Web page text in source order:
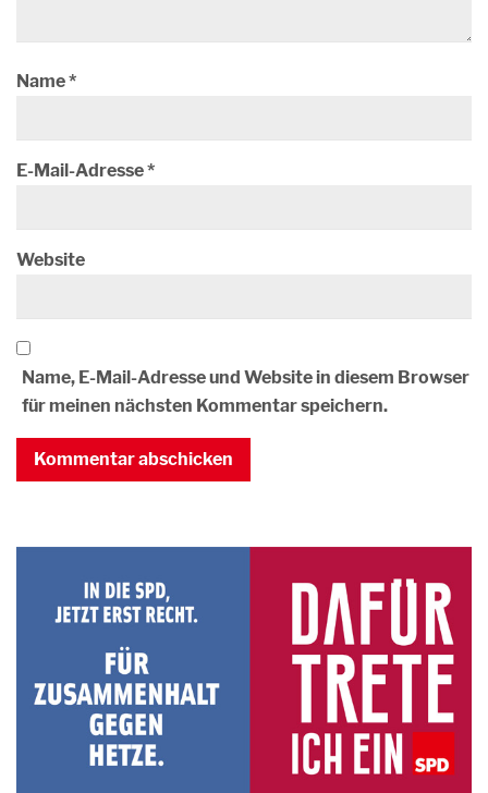
Name*
E-Mail-Adresse*
Website
Name, E-Mail-Adresse und Website in diesem Browser
für meinen nächsten Kommentar speichern.